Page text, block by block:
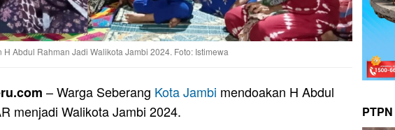
Abdul Rahman Jadi Walikota Jambi 2024. Foto: Istimewa
– Warga Seberang Kota Jambi mendoakan H Abdul
menjadi Walikota Jambi 2024.